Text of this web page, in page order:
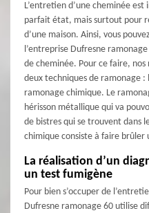
L’entretien d’une cheminée
parfait état, mais surtout pour
d’une maison. Ainsi, vous
l’entreprise Dufresne
de cheminée. Pour ce faire,
deux techniques de ramonage
ramonage chimique. Le
hérisson métallique qui va
de bistres qui se trouvent dans
chimique consiste à faire brûler
La réalisation d’un
un test fumigène
Pour bien s’occuper de
Dufresne ramonage 60 utilise